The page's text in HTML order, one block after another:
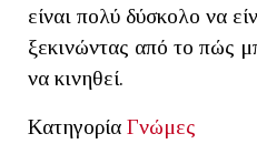
είναι πολύ δύσκολο να
ξεκινώντας από το πώς
να κινηθεί.
Κατηγορία Γνώμες